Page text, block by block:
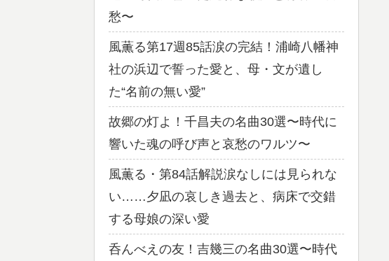
愁〜
風薫る第17週85話涙の完結！浦崎八幡神
社の浜辺で誓った愛と、母・文が遺し
た“名前の無い愛”
故郷の灯よ！千昌夫の名曲30選〜時代に
響いた魂の呼び声と哀愁のワルツ〜
風薫る・第84話解説涙なしには見られな
い……夕凪の哀しき過去と、病床で交錯
する母娘の深い愛
呑んべえの友！吉幾三の名曲30選〜時代